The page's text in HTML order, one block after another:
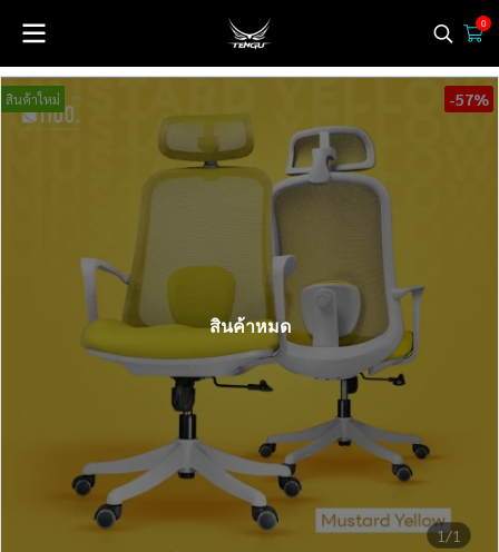
0
1/1
สินค้าใหม่ -57%
สินค้าหมด